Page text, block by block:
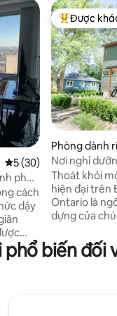
Xếp hạng trung bình 5/
5 (30)
phố
cách
dậy
Được khách
Được
Phòng dành
tại Toronto
Nơi nghỉ
xây dựng tại
Thoát khỏi
hiện đại trên Đảo
Ontario là
dựng của chúng tôi. Tận
chúng tôi
chúng tôi với
phổ biến đối